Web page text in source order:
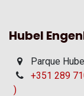
Hubel
Parque
+351 289
)